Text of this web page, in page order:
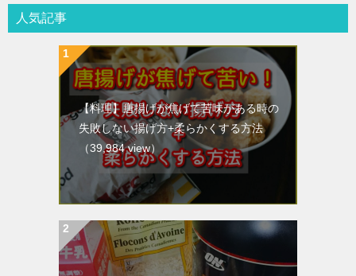
人気記事
【料理】唐揚げが焦げて苦味がある時の
失敗しない揚げ方+柔らかくする方法
（39,984 view）